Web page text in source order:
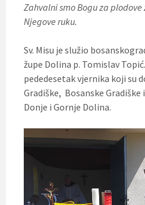
Zahvalni smo Bogu za
Njegove ruku.
Sv. Misu je služio
župe Dolina p. Tomislav
pededesetak vjernika koji su
Gradiške, Bosanske
Donje i Gornje Dolina.